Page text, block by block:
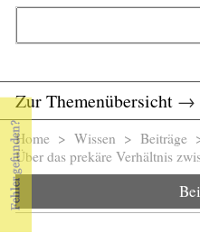
Zur Themenübersicht →
Sie sind hier
Home > Wissen > Beiträge
Über das prekäre Verhältnis